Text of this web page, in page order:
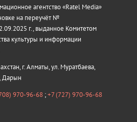
агентство «Ratel Media»
на переучёт №
г., выданное Комитетом
культуры и информации
г. Алматы, ул. Муратбаева,
Дарын
970-96-68 ;+7 (727) 970-96-68